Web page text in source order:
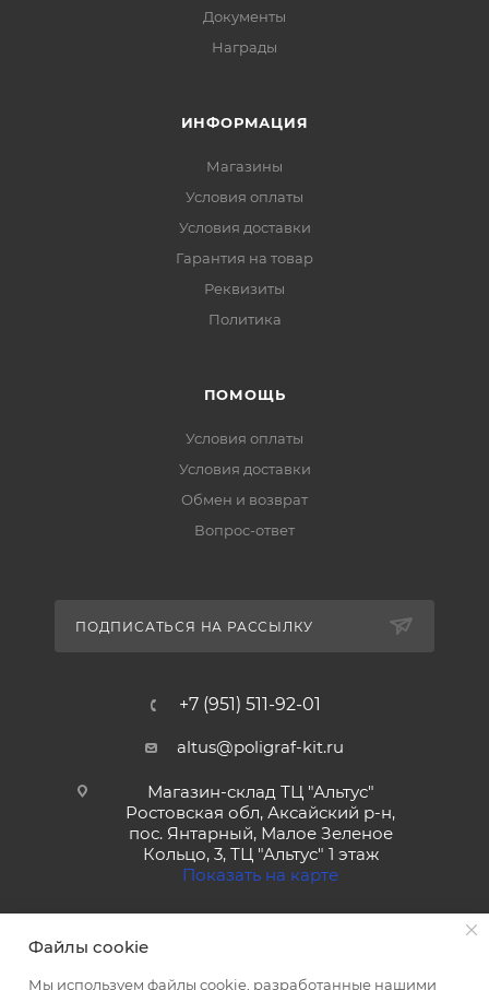
Документы
Награды
ИНФОРМАЦИЯ
Магазины
Условия оплаты
Условия доставки
Гарантия на товар
Реквизиты
Политика
ПОМОЩЬ
Условия оплаты
Условия доставки
Обмен и возврат
Вопрос-ответ
ПОДПИСАТЬСЯ НА РАССЫЛКУ
+7 (951) 511-92-01
altus@poligraf-kit.ru
Магазин-склад ТЦ "Альтус"
Ростовская обл, Аксайский р-н,
пос. Янтарный, Малое Зеленое
Кольцо, 3, ТЦ "Альтус" 1 этаж
Показать на карте
Файлы cookie
Мы используем файлы cookie, разработанные нашими